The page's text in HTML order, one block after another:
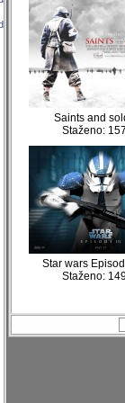
Saints and
Staženo:
Star wars
Staženo: